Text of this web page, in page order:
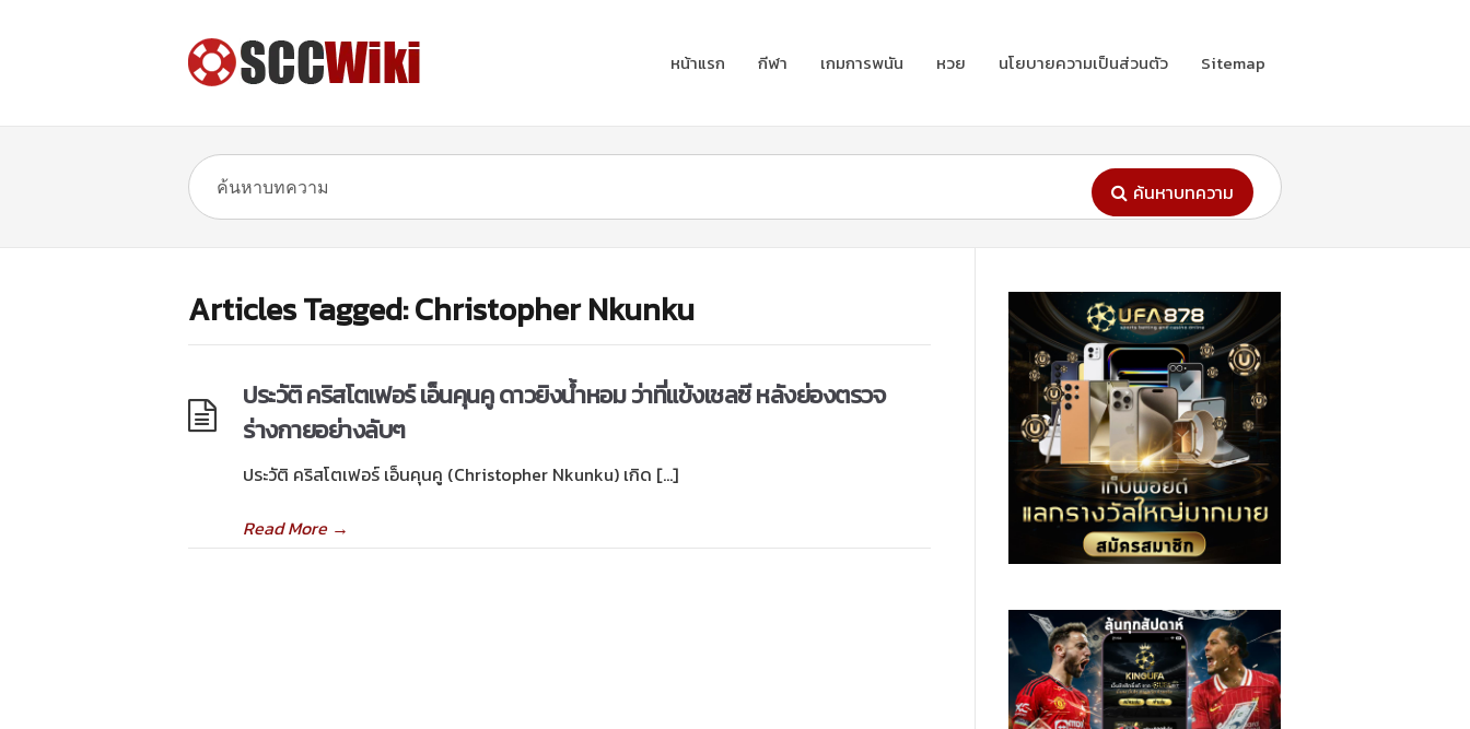
หน้าแรก กีฬา เกมการพนัน หวย นโยบายความเป็นส่วนตัว Sitemap
ค้นหาบทความ
Articles Tagged: Christopher Nkunku
ประวัติ คริสโตเฟอร์ เอ็นคุนคู ดาวยิงน้ำหอม ว่าที่แข้งเชลซี หลังย่องตรวจ
ร่างกายอย่างลับๆ
ประวัติ คริสโตเฟอร์ เอ็นคุนคู (Christopher Nkunku) เกิด […]
Read More→